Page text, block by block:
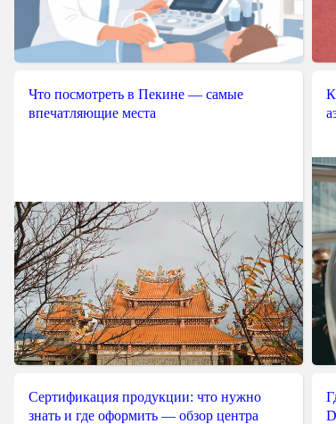
Что посмотреть в Пекине — самые
впечатляющие места
Сертификация продукции: что нужно
знать и где оформить — обзор центра